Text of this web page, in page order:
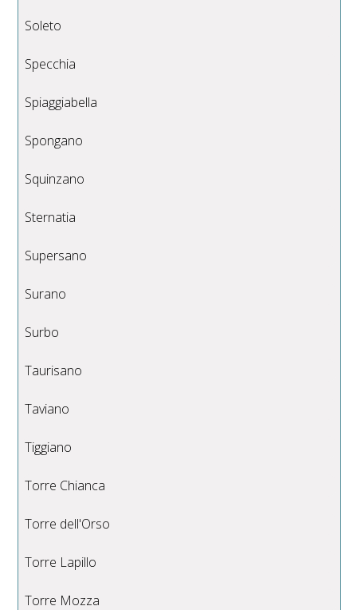
Soleto
Specchia
Spiaggiabella
Spongano
Squinzano
Sternatia
Supersano
Surano
Surbo
Taurisano
Taviano
Tiggiano
Torre Chianca
Torre dell'Orso
Torre Lapillo
Torre Mozza